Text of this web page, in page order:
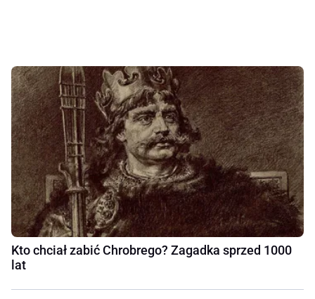
Kto chciał zabić Chrobrego? Zagadka sprzed 1000
lat